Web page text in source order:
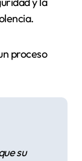
proceso
su